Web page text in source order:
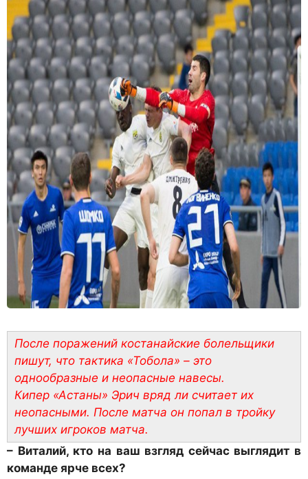
После поражений костанайские болельщики
пишут, что тактика «Тобола» – это
однообразные и неопасные навесы.
Кипер «Астаны» Эрич вряд ли считает их
неопасными. После матча он попал в тройку
лучших игроков матча.
– Виталий, кто на ваш взгляд сейчас выглядит в
команде ярче всех?